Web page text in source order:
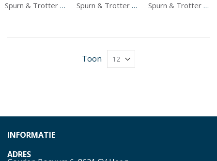
Spurn & Trotter Ii Grootzeil Spurn & Trotter Ii Voorzeil Spurn & Trotter Ii Tentwerk
Toon
INFORMATIE
ADRES